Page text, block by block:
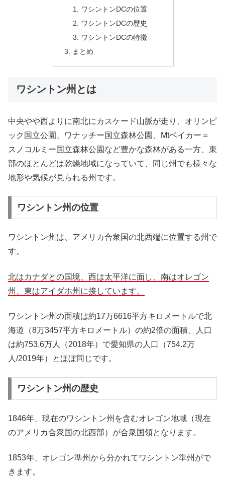
ワシントンDCの位置
ワシントンDCの歴史
ワシントンDCの特徴
まとめ
ワシントン州とは
中央やや西よりに南北にカスケード山脈が走り、オリンピ
ック国立公園、ワナッチー国立森林公園、Mtベイカー＝
スノコルミー国立森林公園など豊かな森林がある一方、東
部のほとんどは乾燥地域になっていて、同じ州でも様々な
地形や気候が見られる州です。
ワシントン州の位置
ワシントン州は、アメリカ合衆国の北西端に位置する州で
す。
北はカナダとの国境、西は太平洋に面し、南はオレゴン
州、東はアイダホ州に接しています。
ワシントン州の面積は約17万6616平方キロメートルで北
海道（8万3457平方キロメートル）の約2倍の面積、人口
は約753.6万人（2018年）で愛知県の人口（754.2万
人/2019年）とほぼ同じです。
ワシントン州の歴史
1846年、現在のワシントン州を含むオレゴン地域（現在
のアメリカ合衆国の北西部）が合衆国領となります。
1853年、オレゴン準州から分かれてワシントン準州がで
きます。